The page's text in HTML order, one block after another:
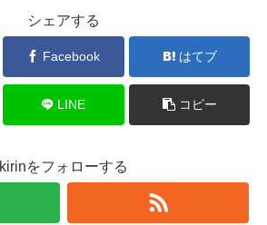
シェアする
Facebook はてブ
LINE コピー
kirinをフォローする